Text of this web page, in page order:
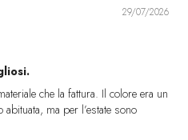
29/07/2026
che la fattura. Il colore era un
ma per l’estate sono